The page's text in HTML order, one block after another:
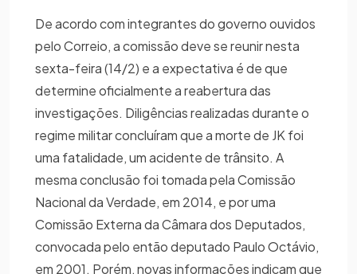
De acordo com integrantes do governo ouvidos
pelo Correio, a comissão deve se reunir nesta
sexta-feira (14/2) e a expectativa é de que
determine oficialmente a reabertura das
investigações. Diligências realizadas durante o
regime militar concluíram que a morte de JK foi
uma fatalidade, um acidente de trânsito. A
mesma conclusão foi tomada pela Comissão
Nacional da Verdade, em 2014, e por uma
Comissão Externa da Câmara dos Deputados,
convocada pelo então deputado Paulo Octávio,
em 2001. Porém, novas informações indicam que